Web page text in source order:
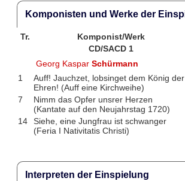
Komponisten und Werke der
Tr. Komponist/Werk
CD/SACD 1
Georg KasparSchürmann
1
Auff! Jauchzet, lobsinget dem König der
Ehren! (Auff eine Kirchweihe)
7
Nimm das Opfer unsrer Herzen
(Kantate auf den Neujahrstag 1720)
14
Siehe, eine Jungfrau ist schwanger
(Feria I Nativitatis Christi)
Interpreten der Einspielung